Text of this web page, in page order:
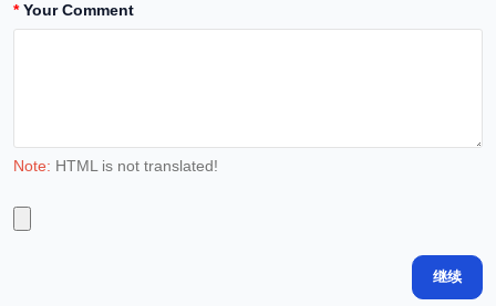
Your Comment
Note: HTML is not translated!
继续